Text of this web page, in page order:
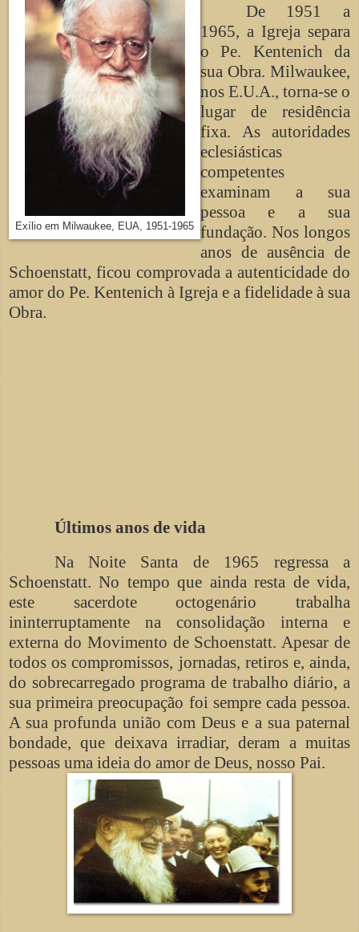
Exílio em Milwaukee, EUA, 1951-1965
De 1951 a
1965, a Igreja separa
o Pe. Kentenich da
sua Obra. Milwaukee,
nos E.U.A., torna-se o
lugar de residência
fixa. As autoridades
eclesiásticas
competentes
examinam a sua
pessoa e a sua
fundação. Nos longos
anos de ausência de
Schoenstatt, ficou comprovada a autenticidade do
amor do Pe. Kentenich à Igreja e a fidelidade à sua
Obra.
Últimos anos de vida
Na Noite Santa de 1965 regressa a
Schoenstatt. No tempo que ainda resta de vida,
este sacerdote octogenário trabalha
ininterruptamente na consolidação interna e
externa do Movimento de Schoenstatt. Apesar de
todos os compromissos, jornadas, retiros e, ainda,
do sobrecarregado programa de trabalho diário, a
sua primeira preocupação foi sempre cada pessoa.
A sua profunda união com Deus e a sua paternal
bondade, que deixava irradiar, deram a muitas
pessoas uma ideia do amor de Deus, nosso Pai.